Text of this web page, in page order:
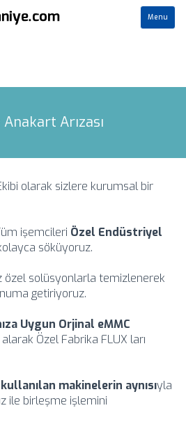
Toggle
navigation
Menu
Arızası
olarak sizlere kurumsal bir
işemcileri Özel Endüstriyel
söküyoruz.
özel solüsyonlarla temizlenerek
getiriyoruz.
Uygun Orjinal eMMC
Özel Fabrika FLUX ları
makinelerin aynısıyla
ile birleşme işlemini